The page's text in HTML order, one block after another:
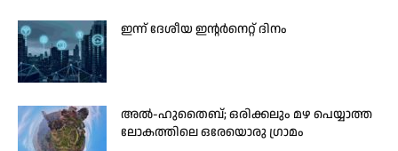
ഇന്ന് ദേശീയ ഇന്റർനെറ്റ് ദിനം
അൽ-ഹുതൈബ്; ഒരിക്കലും മഴ പെയ്യാത്ത
ലോകത്തിലെ ഒരേയൊരു ഗ്രാമം